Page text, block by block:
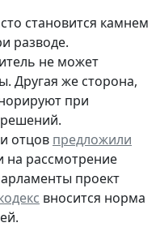
становится камнем
разводе.
не может
Другая же сторона,
при
отцов предложили
на рассмотрение
проект
вносится норма